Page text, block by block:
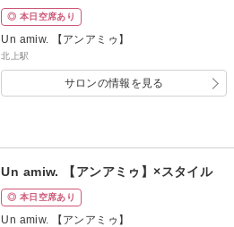
◎ 本日空席あり
Un amiw. 【アンアミゥ】
北上駅
サロンの情報を見る
Un amiw. 【アンアミゥ】×スタイル
◎ 本日空席あり
Un amiw. 【アンアミゥ】